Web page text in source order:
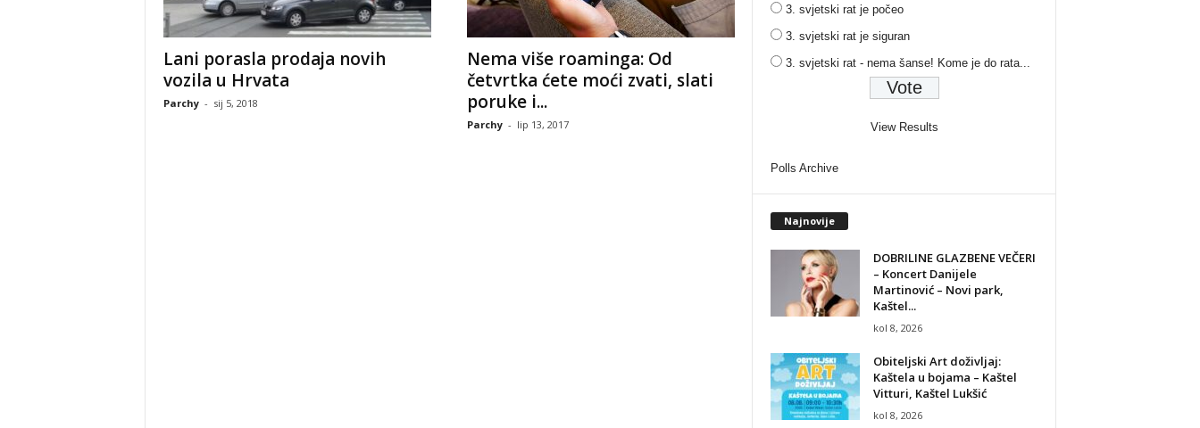
Lani porasla prodaja novih
vozila u Hrvata
Parchy - sij 5, 2018
Nema više roaminga: Od
četvrtka ćete moći zvati, slati
poruke i...
Parchy - lip 13, 2017
3. svjetski rat je počeo
3. svjetski rat je siguran
3. svjetski rat - nema šanse! Kome je do rata...
View Results
Polls Archive
Najnovije
DOBRILINE GLAZBENE VEČERI
– Koncert Danijele
Martinović – Novi park,
Kaštel...
kol 8, 2026
Obiteljski Art doživljaj:
Kaštela u bojama – Kaštel
Vitturi, Kaštel Lukšić
kol 8, 2026